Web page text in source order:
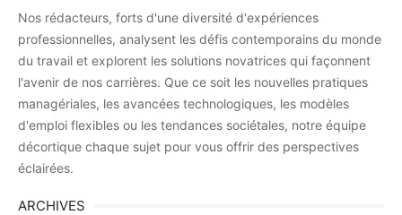
Nos rédacteurs, forts d'une diversité d'expériences
professionnelles, analysent les défis contemporains du monde
du travail et explorent les solutions novatrices qui façonnent
l'avenir de nos carrières. Que ce soit les nouvelles pratiques
managériales, les avancées technologiques, les modèles
d'emploi flexibles ou les tendances sociétales, notre équipe
décortique chaque sujet pour vous offrir des perspectives
éclairées.
ARCHIVES